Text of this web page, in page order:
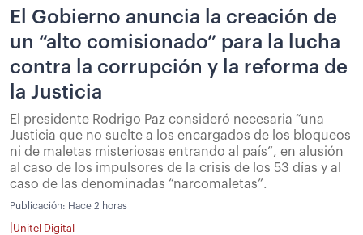
El Gobierno anuncia la creación de
un “alto comisionado” para la lucha
contra la corrupción y la reforma de
la Justicia
El presidente Rodrigo Paz consideró necesaria “una
Justicia que no suelte a los encargados de los bloqueos
ni de maletas misteriosas entrando al país”, en alusión
al caso de los impulsores de la crisis de los 53 días y al
caso de las denominadas “narcomaletas”.
Publicación: Hace 2 horas
Unitel Digital